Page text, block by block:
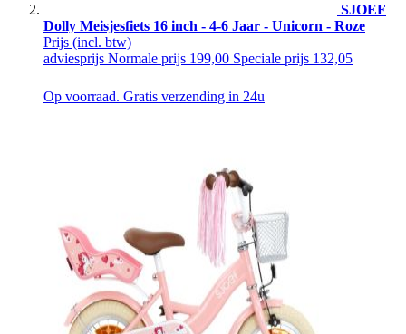
SJOEF
Dolly Meisjesfiets 16 inch - 4-6 Jaar - Unicorn - Roze
Prijs (incl. btw)
adviesprijs Normale prijs 199,00 Speciale prijs 132,05
Op voorraad. Gratis verzending in 24u